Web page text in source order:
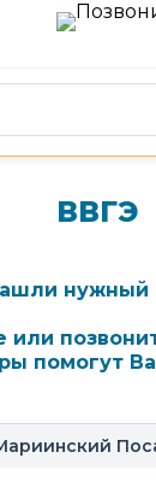
ВВГЭ
нужный
или
помогут